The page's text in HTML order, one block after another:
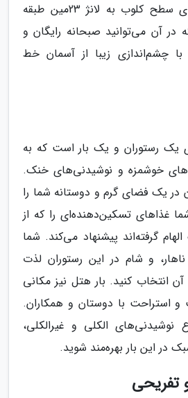
را تماشا کنید. اتاق‌های سطح کلوب به لانژ 23مین طبقه
آن می‌توانید صبحانه رایگان و
با چشم‌اندازی زیبا از آسمان خط
یک رستوران و یک بار است که به
خوشمزه و نوشیدنی‌های خنک.
در یک فضای گرم و دوستانه شما را
غذاهای تسکین‌دهنده‌ای را که از
گرفته‌اند پیشنهاد می‌کند. شما
و شام در این رستوران لذت
آن انتخاب کنید. بار هتل نیز مکانی
استراحت با دوستان و همکاران.
نوشیدنی‌های الکلی و غیرالکلی،
در این بار بهره‌مند شوید.
تفریحی